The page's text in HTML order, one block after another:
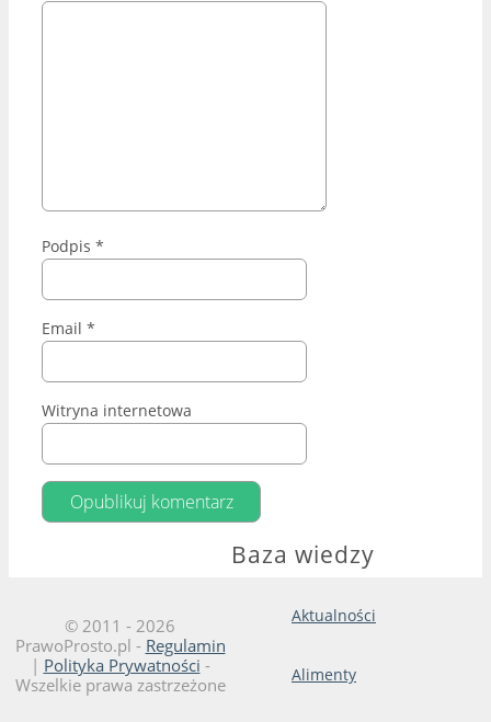
Podpis *
Email *
Witryna internetowa
Baza wiedzy
Aktualności
Alimenty
© 2011 - 2026
PrawoProsto.pl - Regulamin
| Polityka Prywatności -
Wszelkie prawa zastrzeżone